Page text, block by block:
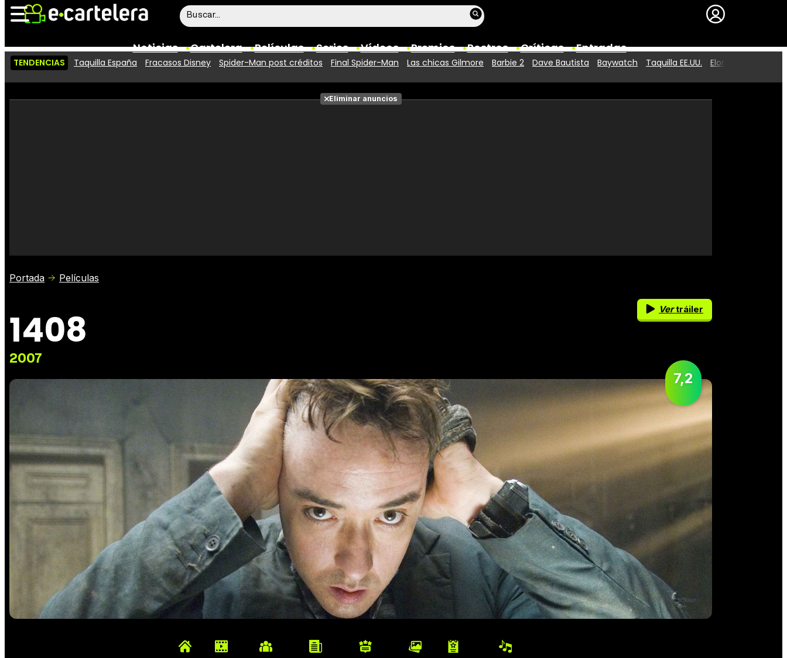
Noticias Cartelera Películas Series Vídeos Premios Rostros Críticas Entradas
Vídeos
Taquilla Fotos
Premios
TENDENCIAS Taquilla España Fracasos Disney Spider-Man post créditos Final Spider-Man Las chicas Gilmore Barbie 2 Dave Bautista Baywatch Taquilla EE.UU. Elon Musk
Eliminar anuncios
Portada Películas
1408
2007
Vertráiler
7,2